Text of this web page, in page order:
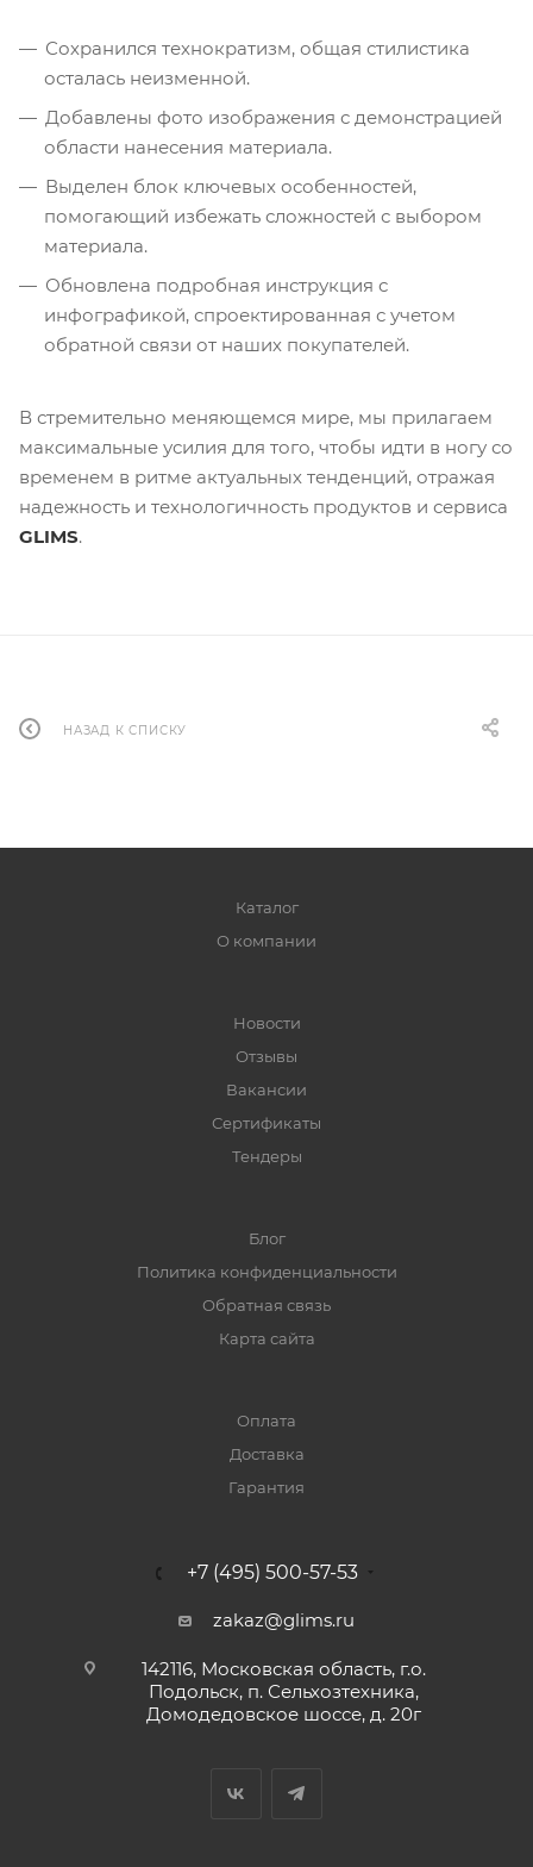
Сохранился технократизм, общая стилистика
осталась неизменной.
Добавлены фото изображения с демонстрацией
области нанесения материала.
Выделен блок ключевых особенностей,
помогающий избежать сложностей с выбором
материала.
Обновлена подробная инструкция с
инфографикой, спроектированная с учетом
обратной связи от наших покупателей.
В стремительно меняющемся мире, мы прилагаем
максимальные усилия для того, чтобы идти в ногу со
временем в ритме актуальных тенденций, отражая
надежность и технологичность продуктов и сервиса
GLIMS.
НАЗАД К СПИСКУ
Каталог
О компании
Новости
Отзывы
Вакансии
Сертификаты
Тендеры
Блог
Политика конфиденциальности
Обратная связь
Карта сайта
Оплата
Доставка
Гарантия
+7 (495) 500-57-53
zakaz@glims.ru
142116, Московская область, г.о.
Подольск, п. Сельхозтехника,
Домодедовское шоссе, д. 20г